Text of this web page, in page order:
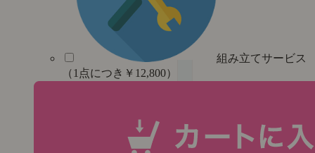
組み立てサービス
（1点につき￥12,800）